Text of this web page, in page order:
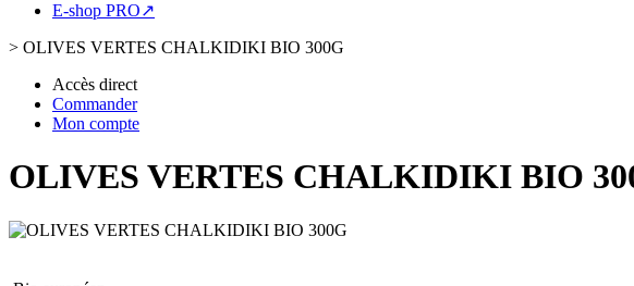
E-shop PRO↗
> OLIVES VERTES CHALKIDIKI BIO 300G
Accès direct
Commander
Mon compte
OLIVES VERTES CHALKIDIKI BIO